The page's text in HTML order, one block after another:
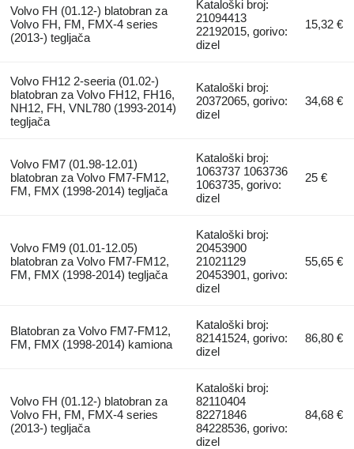
Volvo FH (01.12-) blatobran za
Volvo FH, FM, FMX-4 series
(2013-) tegljača
Kataloški broj:
21094413
22192015, gorivo:
dizel
15,32 €
Volvo FH12 2-seeria (01.02-)
blatobran za Volvo FH12, FH16,
NH12, FH, VNL780 (1993-2014)
tegljača
Kataloški broj:
20372065, gorivo:
dizel
34,68 €
Volvo FM7 (01.98-12.01)
blatobran za Volvo FM7-FM12,
FM, FMX (1998-2014) tegljača
Kataloški broj:
1063737 1063736
1063735, gorivo:
dizel
25 €
Volvo FM9 (01.01-12.05)
blatobran za Volvo FM7-FM12,
FM, FMX (1998-2014) tegljača
Kataloški broj:
20453900
21021129
20453901, gorivo:
dizel
55,65 €
Blatobran za Volvo FM7-FM12,
FM, FMX (1998-2014) kamiona
Kataloški broj:
82141524, gorivo:
dizel
86,80 €
Volvo FH (01.12-) blatobran za
Volvo FH, FM, FMX-4 series
(2013-) tegljača
Kataloški broj:
82110404
82271846
84228536, gorivo:
dizel
84,68 €